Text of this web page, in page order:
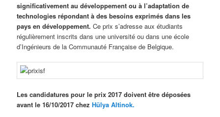
significativement au développement ou à l’adaptation de
technologies répondant à des besoins exprimés dans les
pays en développement. Ce prix s’adresse aux étudiants
régulièrement inscrits dans une université ou dans une école
d’Ingénieurs de la Communauté Française de Belgique.
Les candidatures pour le prix 2017 doivent être déposées
avant le 16/10/2017 chez Hülya Altinok.